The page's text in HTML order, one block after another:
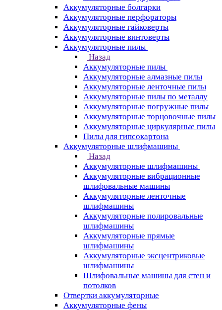
Аккумуляторные болгарки
Аккумуляторные перфораторы
Аккумуляторные гайковерты
Аккумуляторные винтоверты
Аккумуляторные пилы
Назад
Аккумуляторные пилы
Аккумуляторные алмазные пилы
Аккумуляторные ленточные пилы
Аккумуляторные пилы по металлу
Аккумуляторные погружные пилы
Аккумуляторные торцовочные пилы
Аккумуляторные циркулярные пилы
Пилы для гипсокартона
Аккумуляторные шлифмашины
Назад
Аккумуляторные шлифмашины
Аккумуляторные вибрационные
шлифовальные машины
Аккумуляторные ленточные
шлифмашины
Аккумуляторные полировальные
шлифмашины
Аккумуляторные прямые
шлифмашины
Аккумуляторные эксцентриковые
шлифмашины
Шлифовальные машины для стен и
потолков
Отвертки аккумуляторные
Аккумуляторные фены